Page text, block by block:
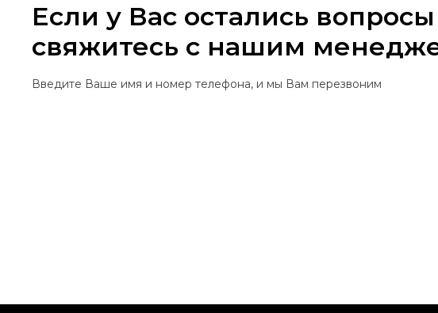
Если у Вас остались вопросы
свяжитесь с нашим
Введите Ваше имя и номер телефона, и мы Вам перезвоним